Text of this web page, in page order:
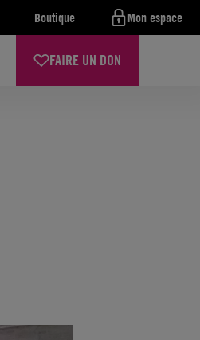
Boutique Mon espace
FAIRE UN DON